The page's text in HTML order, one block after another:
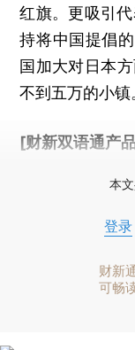
红旗。更吸引
持将中国提倡的
国加大对日本
不到五万的小镇
[财新双语通产
本
登录
财新
可畅